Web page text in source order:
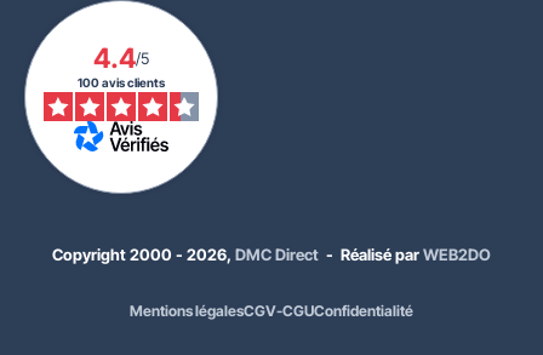
4.4/5
100 avis clients
Copyright 2000 - 2026, DMC Direct - Réalisé parWEB2DO
Mentions légalesCGV-CGUConfidentialité